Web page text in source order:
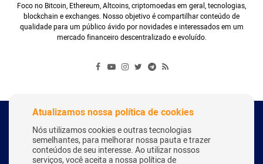
Foco no Bitcoin, Ethereum, Altcoins, criptomoedas em geral, tecnologias,
blockchain e exchanges. Nosso objetivo é compartilhar conteúdo de
qualidade para um público ávido por novidades e interessados em um
mercado financeiro descentralizado e evoluído.
Copyright Webitcoin 2018 - Todos os Direitos Reservados
Desenvolvido por: Herick Correa
Atualizamos nossa política de cookies
Nós utilizamos cookies e outras tecnologias
semelhantes, para melhorar nossa pauta e trazer
conteúdos de seu interesse. Ao utilizar nossos
serviços, você aceita a nossa política de